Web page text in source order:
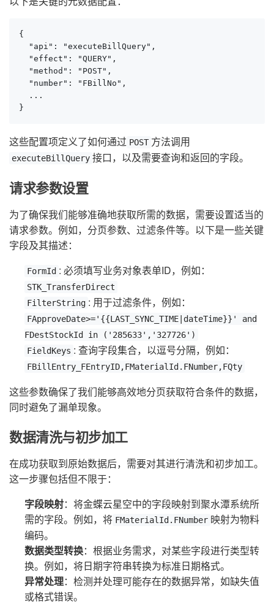
{
  "api": "executeBillQuery",
  "effect": "QUERY",
  "method": "POST",
  "number": "FBillNo",
  ...
}
这些配置项定义了如何通过 POST 方法调用
executeBillQuery 接口，以及需要查询和返回的字段。
请求参数设置
为了确保我们能够准确地获取所需的数据，需要设置适当的
请求参数。例如，分页参数、过滤条件等。以下是一些关键
字段及其描述：
FormId : 必须填写业务对象表单ID，例如：
STK_TransferDirect
FilterString : 用于过滤条件，例如：
FApproveDate>='{{LAST_SYNC_TIME|dateTime}}' and
FDestStockId in ('285633','327726')
FieldKeys : 查询字段集合，以逗号分隔，例如：
FBillEntry_FEntryID,FMaterialId.FNumber,FQty
这些参数确保了我们能够高效地分页获取符合条件的数据，
同时避免了漏单现象。
数据清洗与初步加工
在成功获取到原始数据后，需要对其进行清洗和初步加工。
这一步骤包括但不限于：
字段映射：将金蝶云星空中的字段映射到聚水潭系统所
需的字段。例如，将 FMaterialId.FNumber 映射为物料
编码。
数据类型转换：根据业务需求，对某些字段进行类型转
换。例如，将日期字符串转换为标准日期格式。
异常处理：检测并处理可能存在的数据异常，如缺失值
或格式错误。